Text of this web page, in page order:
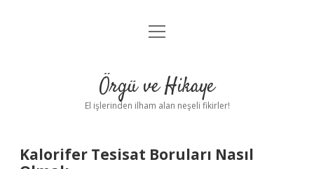
Anasayfa
Yasal Uyarı
menüyü
Örgü ve Hikaye
El işlerinden ilham alan neşeli fikirler!
Kalorifer Tesisat Boruları Nasıl